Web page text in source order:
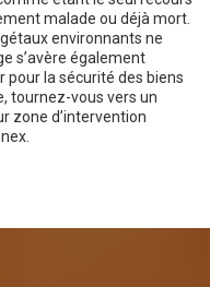
malade ou déjà mort.
environnants ne
s’avère également
pour la sécurité des biens
tournez-vous vers un
zone d’intervention